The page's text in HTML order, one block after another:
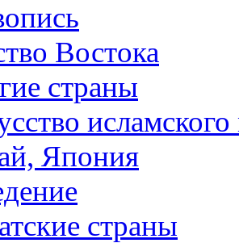
Востока
страны
Япония
страны